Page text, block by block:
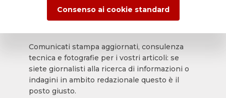
stampa.
Comunicati stampa aggiornati, consulenza
tecnica e fotografie per i vostri articoli: se
siete giornalisti alla ricerca di informazioni o
indagini in ambito redazionale questo è il
posto giusto.
Consenso ai cookie standard